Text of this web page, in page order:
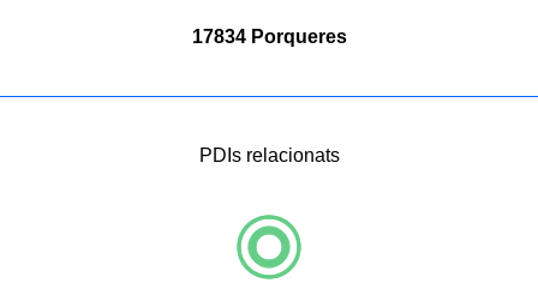
17834 Porqueres
PDIs relacionats